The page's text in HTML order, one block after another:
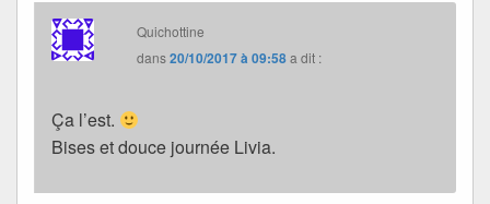
Quichottine
dans20/10/2017 à 09:58a dit :
Ça l’est.
Bises et douce journée Livia.